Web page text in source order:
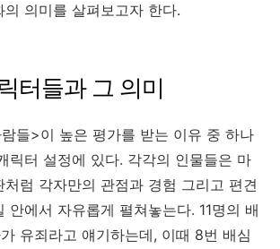
의미를 살펴보고자 한다.
터들과 그 의미
들>이 높은 평가를 받는 이유 중 하나
릭터 설정에 있다. 각각의 인물들은 마
처럼 각자만의 관점과 경험 그리고 편견
안에서 자유롭게 펼쳐놓는다. 11명의 배
유죄라고 얘기하는데, 이때 8번 배심